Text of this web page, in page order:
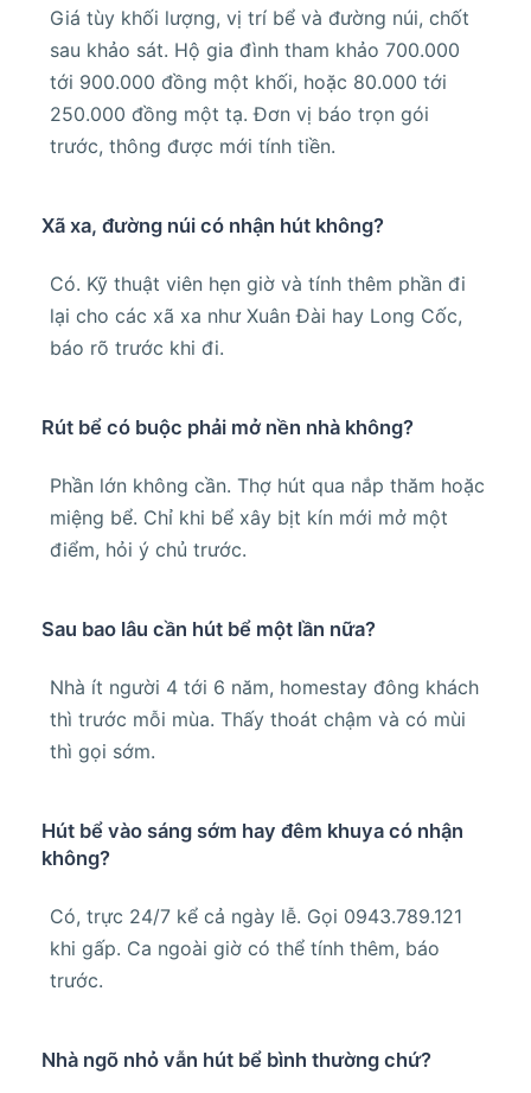
Giá tùy khối lượng, vị trí bể và đường núi, chốt
sau khảo sát. Hộ gia đình tham khảo 700.000
tới 900.000 đồng một khối, hoặc 80.000 tới
250.000 đồng một tạ. Đơn vị báo trọn gói
trước, thông được mới tính tiền.
Xã xa, đường núi có nhận hút không?
Có. Kỹ thuật viên hẹn giờ và tính thêm phần đi
lại cho các xã xa như Xuân Đài hay Long Cốc,
báo rõ trước khi đi.
Rút bể có buộc phải mở nền nhà không?
Phần lớn không cần. Thợ hút qua nắp thăm hoặc
miệng bể. Chỉ khi bể xây bịt kín mới mở một
điểm, hỏi ý chủ trước.
Sau bao lâu cần hút bể một lần nữa?
Nhà ít người 4 tới 6 năm, homestay đông khách
thì trước mỗi mùa. Thấy thoát chậm và có mùi
thì gọi sớm.
Hút bể vào sáng sớm hay đêm khuya có nhận
không?
Có, trực 24/7 kể cả ngày lễ. Gọi 0943.789.121
khi gấp. Ca ngoài giờ có thể tính thêm, báo
trước.
Nhà ngõ nhỏ vẫn hút bể bình thường chứ?